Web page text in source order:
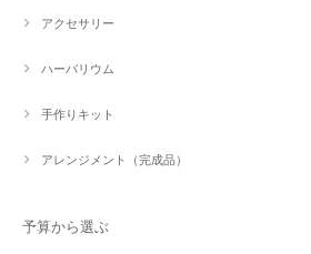
アクセサリー
ハーバリウム
手作りキット
アレンジメント（完成品）
予算から選ぶ